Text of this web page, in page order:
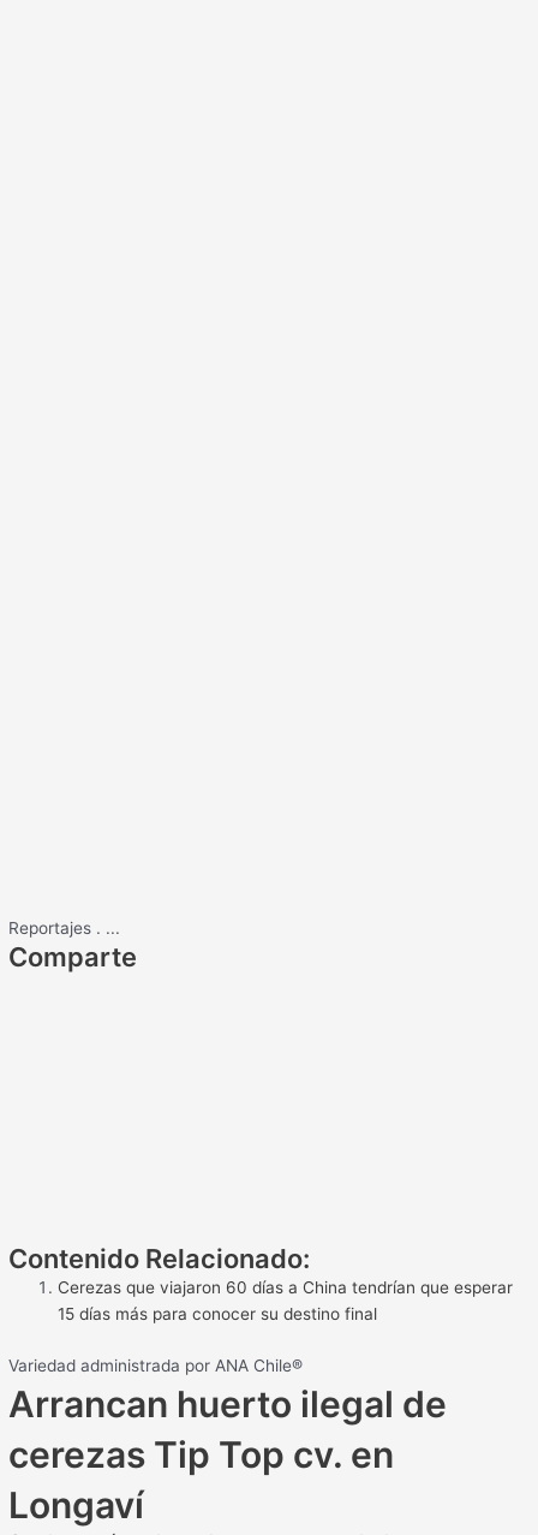
Reportajes . ...
Comparte
Contenido Relacionado:
Cerezas que viajaron 60 días a China tendrían que esperar
15 días más para conocer su destino final
Variedad administrada por ANA Chile®
Arrancan huerto ilegal de
cerezas Tip Top cv. en
Longaví